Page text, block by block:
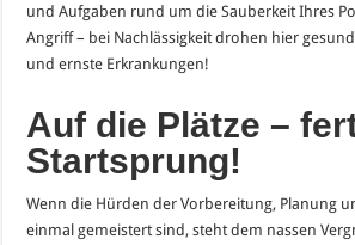
und Aufgaben rund um die Sauberkeit Ihres
Angriff – bei Nachlässigkeit drohen hier
und ernste Erkrankungen!
Auf die Plätze –
Startsprung!
Wenn die Hürden der Vorbereitung, Planung
einmal gemeistert sind, steht dem nassen